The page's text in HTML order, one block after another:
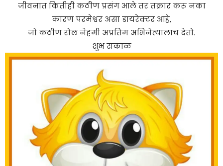
जीवनात कितीही कठीण प्रसंग आले तर तक्रार करू नका
कारण परमेश्वर असा डायरेक्टर आहे,
जो कठीण रोल नेहमी अप्रतिम अभिनेत्यालाच देतो.
शुभ सकाळ